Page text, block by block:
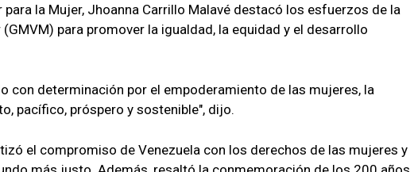
la Mujer, Jhoanna Carrillo Malavé destacó los esfuerzos de la
para promover la igualdad, la equidad y el desarrollo
con determinación por el empoderamiento de las mujeres, la
pacífico, próspero y sostenible", dijo.
el compromiso de Venezuela con los derechos de las mujeres y